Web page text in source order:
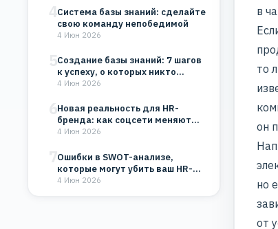
4Система базы знаний: сделайте
свою команду непобедимой
4 Июн 2026
5Создание базы знаний: 7 шагов
к успеху, о которых никто…
4 Июн 2026
6Новая реальность для HR-
бренда: как соцсети меняют
восприятие компании
4 Июн 2026
7Ошибки в SWOT-анализе,
которые могут убить ваш HR-
бренд и бизнес
4 Июн 2026
в
то
он
но
от